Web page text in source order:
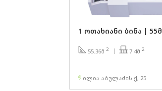
1 ოთახიანი ბინა | 55მ
55.36მ2 7.4მ2
ილია აბულაძის ქ, 25